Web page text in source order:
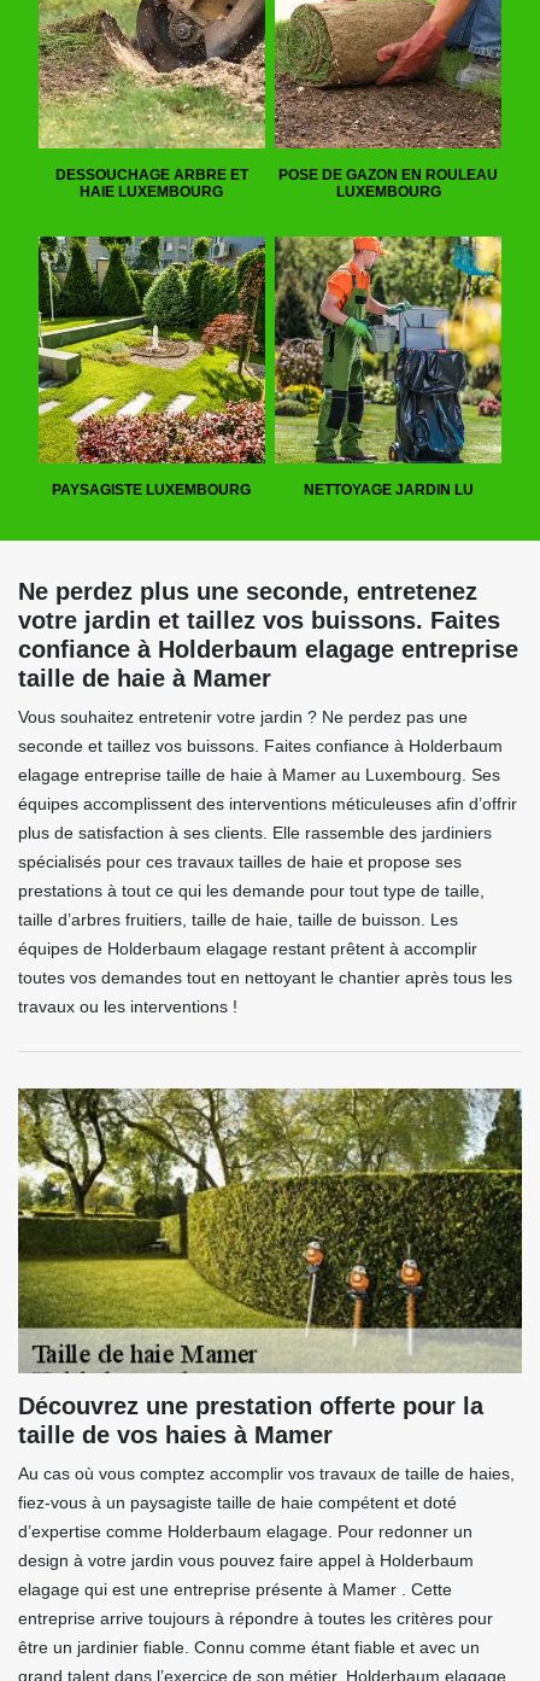
DESSOUCHAGE ARBRE ET
HAIE LUXEMBOURG
POSE DE GAZON EN ROULEAU
LUXEMBOURG
PAYSAGISTE LUXEMBOURG NETTOYAGE JARDIN LU
Ne perdez plus une seconde, entretenez
votre jardin et taillez vos buissons. Faites
confiance à Holderbaum elagage entreprise
taille de haie à Mamer
Vous souhaitez entretenir votre jardin ? Ne perdez pas une
seconde et taillez vos buissons. Faites confiance à Holderbaum
elagage entreprise taille de haie à Mamer au Luxembourg. Ses
équipes accomplissent des interventions méticuleuses afin d’offrir
plus de satisfaction à ses clients. Elle rassemble des jardiniers
spécialisés pour ces travaux tailles de haie et propose ses
prestations à tout ce qui les demande pour tout type de taille,
taille d’arbres fruitiers, taille de haie, taille de buisson. Les
équipes de Holderbaum elagage restant prêtent à accomplir
toutes vos demandes tout en nettoyant le chantier après tous les
travaux ou les interventions !
Découvrez une prestation offerte pour la
taille de vos haies à Mamer
Au cas où vous comptez accomplir vos travaux de taille de haies,
fiez-vous à un paysagiste taille de haie compétent et doté
d’expertise comme Holderbaum elagage. Pour redonner un
design à votre jardin vous pouvez faire appel à Holderbaum
elagage qui est une entreprise présente à Mamer . Cette
entreprise arrive toujours à répondre à toutes les critères pour
être un jardinier fiable. Connu comme étant fiable et avec un
grand talent dans l’exercice de son métier, Holderbaum elagage